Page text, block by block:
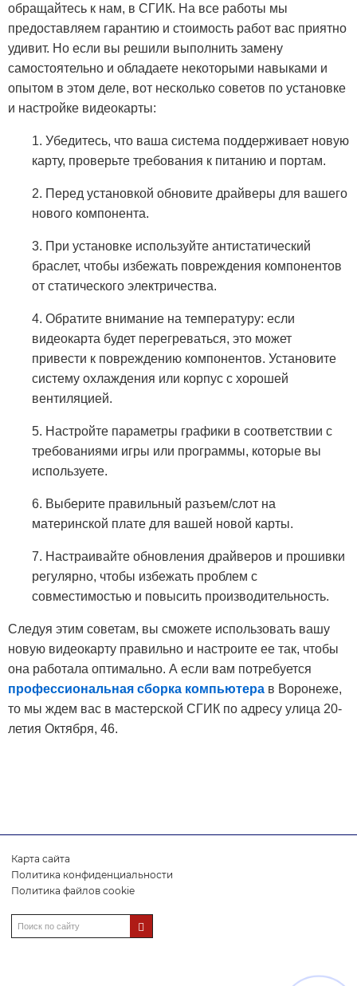
обращайтесь к нам, в СГИК. На все работы мы
предоставляем гарантию и стоимость работ вас приятно
удивит. Но если вы решили выполнить замену
самостоятельно и обладаете некоторыми навыками и
опытом в этом деле, вот несколько советов по установке
и настройке видеокарты:
1. Убедитесь, что ваша система поддерживает новую
карту, проверьте требования к питанию и портам.
2. Перед установкой обновите драйверы для вашего
нового компонента.
3. При установке используйте антистатический
браслет, чтобы избежать повреждения компонентов
от статического электричества.
4. Обратите внимание на температуру: если
видеокарта будет перегреваться, это может
привести к повреждению компонентов. Установите
систему охлаждения или корпус с хорошей
вентиляцией.
5. Настройте параметры графики в соответствии с
требованиями игры или программы, которые вы
используете.
6. Выберите правильный разъем/слот на
материнской плате для вашей новой карты.
7. Настраивайте обновления драйверов и прошивки
регулярно, чтобы избежать проблем с
совместимостью и повысить производительность.
Следуя этим советам, вы сможете использовать вашу
новую видеокарту правильно и настроите ее так, чтобы
она работала оптимально. А если вам потребуется
профессиональная сборка компьютера в Воронеже,
то мы ждем вас в мастерской СГИК по адресу улица 20-
летия Октября, 46.
Карта сайта
Политика конфиденциальности
Политика файлов cookie